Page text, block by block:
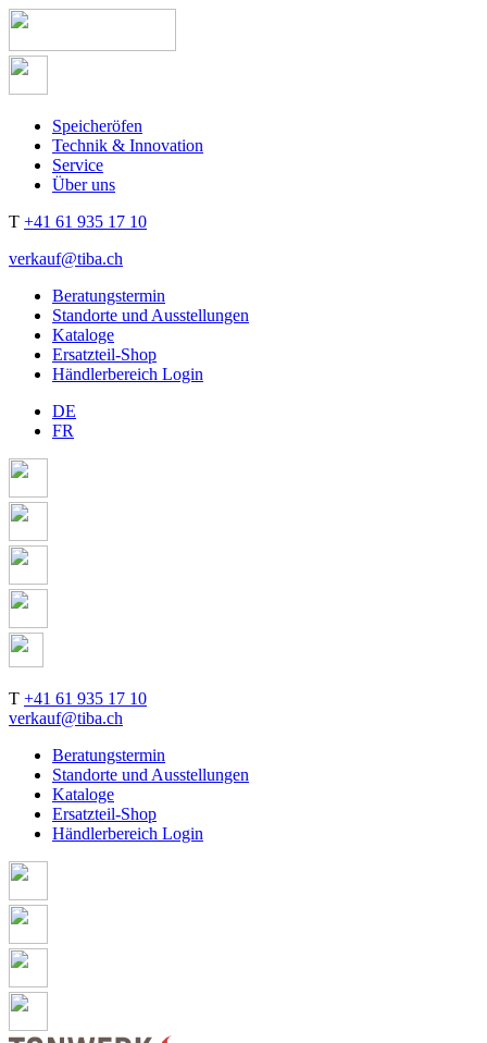
Speicheröfen
Technik & Innovation
Service
Über uns
T +41 61 935 17 10
verkauf@tiba.ch
Beratungstermin
Standorte und Ausstellungen
Kataloge
Ersatzteil-Shop
Händlerbereich Login
DE
FR
T +41 61 935 17 10
verkauf@tiba.ch
Beratungstermin
Standorte und Ausstellungen
Kataloge
Ersatzteil-Shop
Händlerbereich Login